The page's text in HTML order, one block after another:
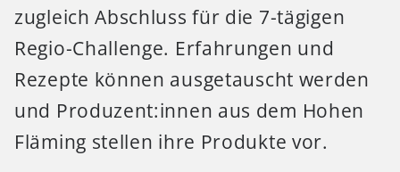
zugleich Abschluss für die 7-tägigen
Regio-Challenge. Erfahrungen und
Rezepte können ausgetauscht werden
und Produzent:innen aus dem Hohen
Fläming stellen ihre Produkte vor.